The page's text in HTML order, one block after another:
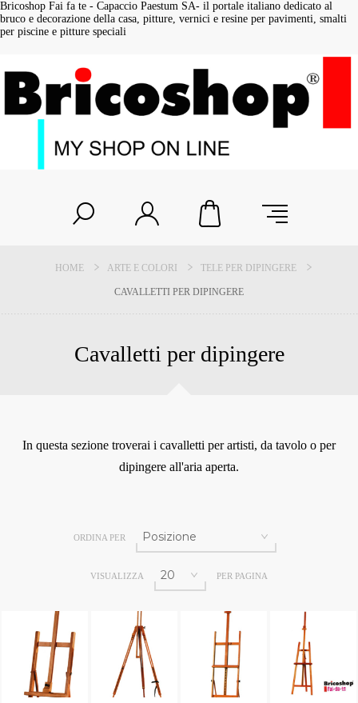
Bricoshop Fai fa te - Capaccio Paestum SA- il portale italiano dedicato al
bruco e decorazione della casa, pitture, vernici e resine per pavimenti, smalti
per piscine e pitture speciali
HOME ARTE E COLORI TELE PER DIPINGERE
CAVALLETTI PER DIPINGERE
Cavalletti per dipingere
In questa sezione troverai i cavalletti per artisti, da tavolo o per
dipingere all'aria aperta.
ORDINA PER
VISUALIZZA PER PAGINA